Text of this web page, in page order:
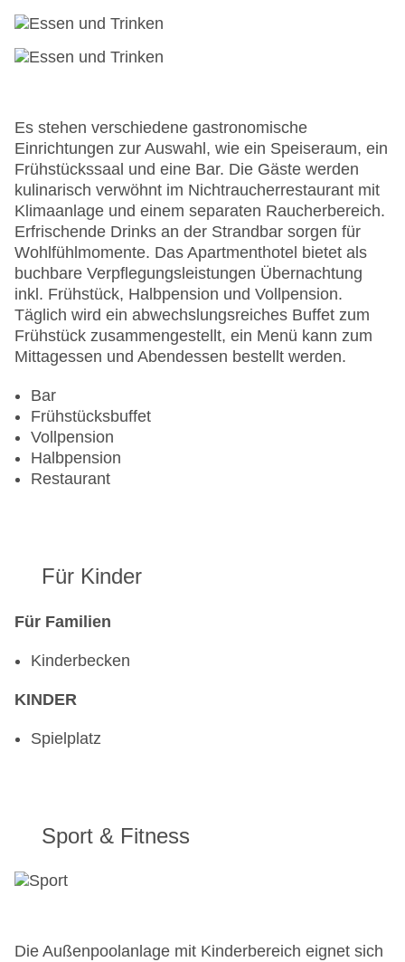
Pools:Kinderbecken, Outdoor Pool,
Sonnenschirme am Pool, Liegen am Pool
Es stehen verschiedene gastronomische
Einrichtungen zur Auswahl, wie ein Speiseraum, ein
Frühstückssaal und eine Bar. Die Gäste werden
kulinarisch verwöhnt im Nichtraucherrestaurant mit
Klimaanlage und einem separaten Raucherbereich.
Erfrischende Drinks an der Strandbar sorgen für
Wohlfühlmomente. Das Apartmenthotel bietet als
buchbare Verpflegungsleistungen Übernachtung
inkl. Frühstück, Halbpension und Vollpension.
Täglich wird ein abwechslungsreiches Buffet zum
Frühstück zusammengestellt, ein Menü kann zum
Mittagessen und Abendessen bestellt werden.
Bar
Frühstücksbuffet
Vollpension
Halbpension
Restaurant
Für Kinder
Für Familien
Kinderbecken
KINDER
Spielplatz
Sport & Fitness
Die Außenpoolanlage mit Kinderbereich eignet sich